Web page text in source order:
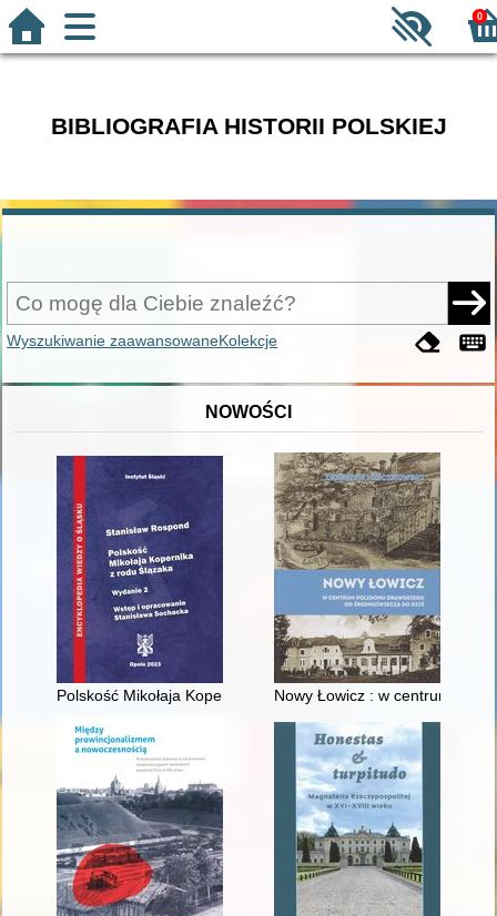
0
BIBLIOGRAFIA HISTORII POLSKIEJ
Wyszukiwanie zaawansowaneKolekcje
NOWOŚCI
Polskość Mikołaja Kopernika z rodu ŚlązakaNowy Łowicz : w centrum